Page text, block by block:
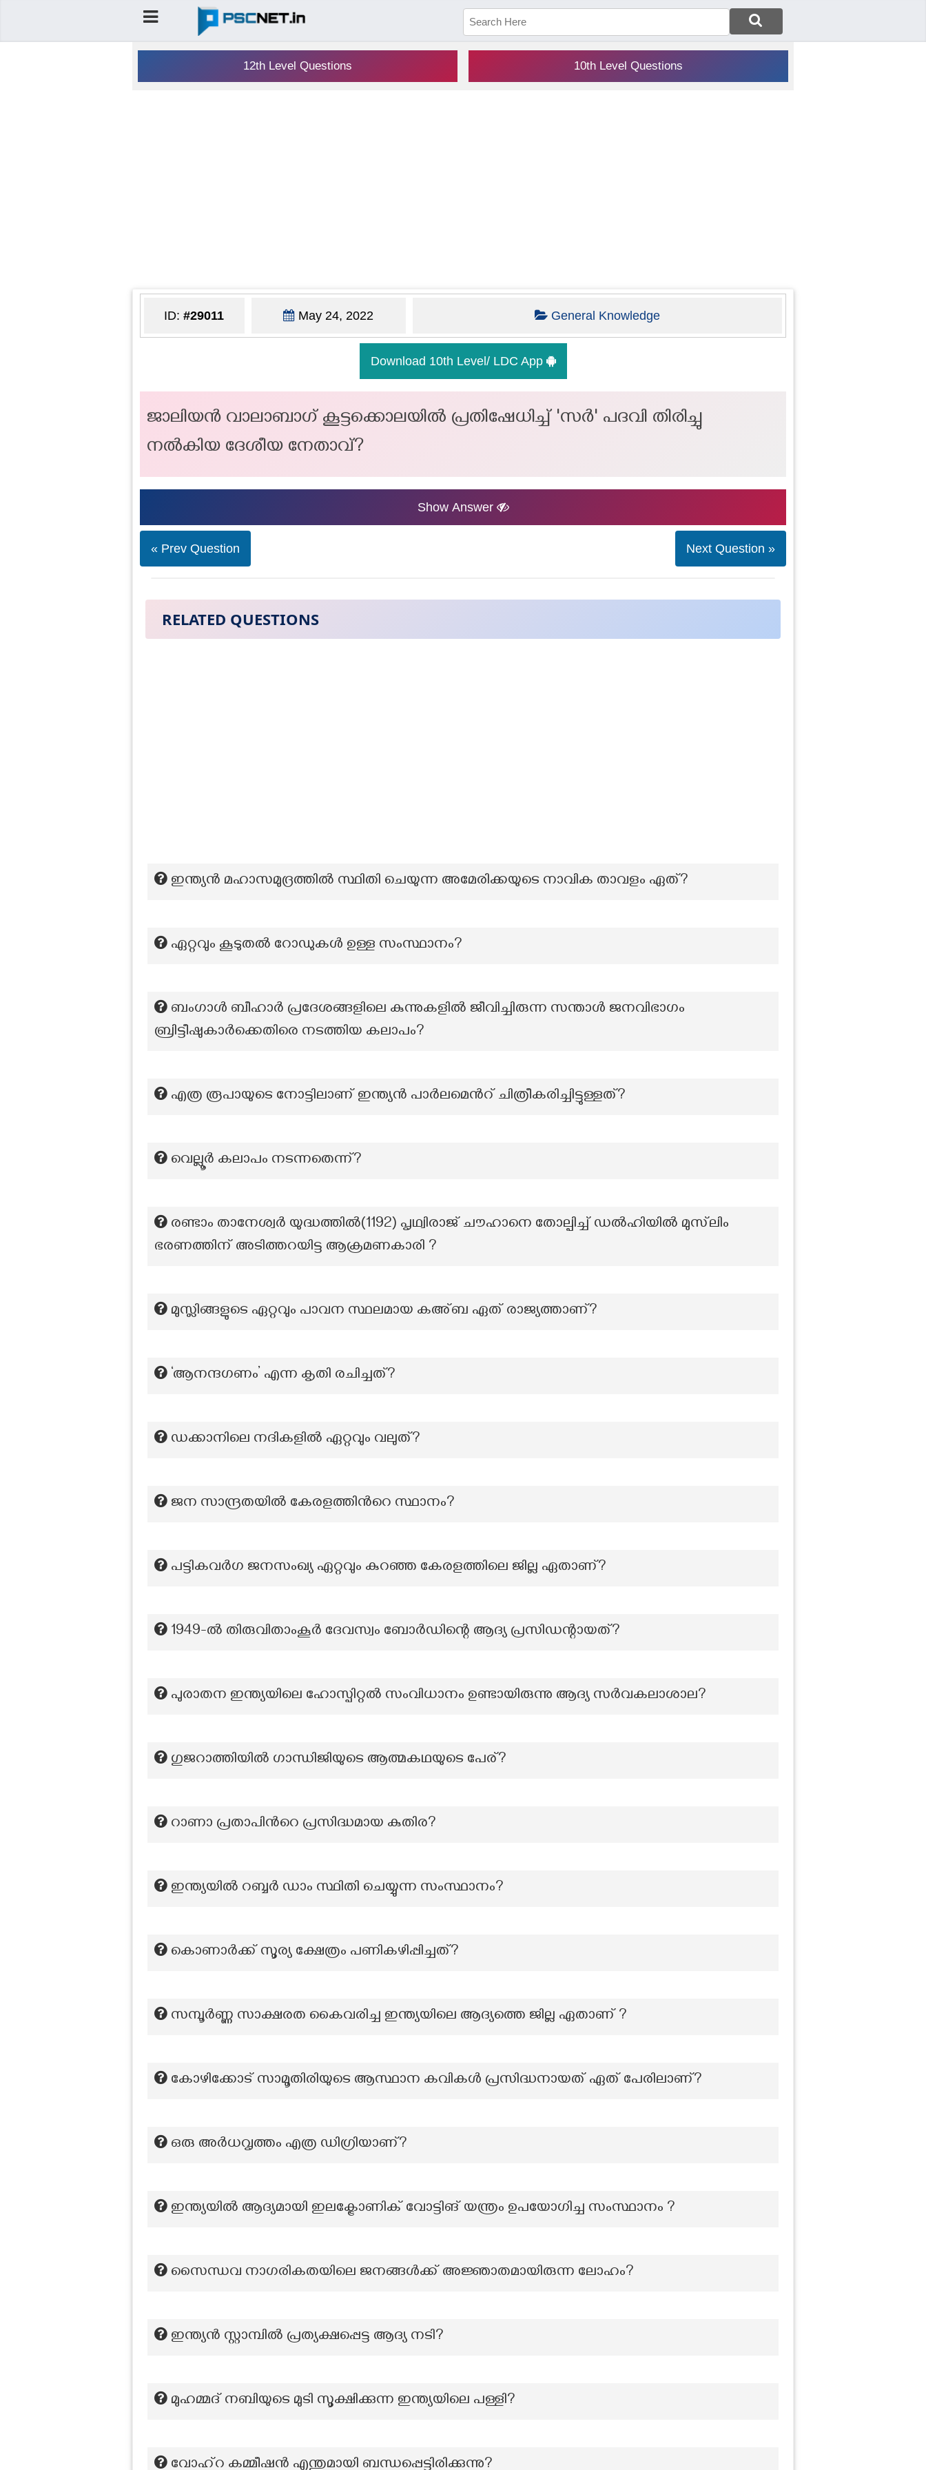
12th Level Questions 10th Level Questions
ID:#29011 May 24, 2022 General Knowledge
Download 10th Level/ LDC App
ജാലിയൻ വാലാബാഗ് കൂട്ടക്കൊലയിൽ പ്രതിഷേധിച്ച് 'സർ' പദവി തിരിച്ചു
നൽകിയ ദേശീയ നേതാവ്?
Show Answer
« Prev Question Next Question »
RELATED QUESTIONS
ഇന്ത്യന്‍ മഹാസമുദ്രത്തില്‍ സ്ഥിതി ചെയുന്ന അമേരിക്കയുടെ നാവിക താവളം ഏത്?
ഏറ്റവും കൂടുതല്‍ റോഡുകള്‍ ഉള്ള സംസ്ഥാനം?
ബംഗാൾ ബീഹാർ പ്രദേശങ്ങളിലെ കുന്നുകളിൽ ജീവിച്ചിരുന്ന സന്താൾ ജനവിഭാഗം
ബ്രിട്ടീഷുകാർക്കെതിരെ നടത്തിയ കലാപം?
എത്ര രൂപായുടെ നോട്ടിലാണ് ഇന്ത്യൻ പാർലമെന്‍റ് ചിത്രീകരിച്ചിട്ടുള്ളത്?
വെല്ലൂർ കലാപം നടന്നതെന്ന്?
രണ്ടാം താനേശ്വർ യുദ്ധത്തിൽ(1192) പൃഥ്വിരാജ് ചൗഹാനെ തോല്പിച്ച് ഡൽഹിയിൽ മുസ്‌ലിം
ഭരണത്തിന് അടിത്തറയിട്ട ആക്രമണകാരി ?
മുസ്ലിങ്ങളുടെ ഏറ്റവും പാവന സ്ഥലമായ കഅ്ബ ഏത് രാജ്യത്താണ്?
‘ആനന്ദഗണം’ എന്ന കൃതി രചിച്ചത്?
ഡക്കാനിലെ നദികളിൽ ഏറ്റവും വലുത്?
ജന സാന്ദ്രതയിൽ കേരളത്തിന്‍റെ സ്ഥാനം?
പട്ടികവർഗ ജനസംഖ്യ ഏറ്റവും കുറഞ്ഞ കേരളത്തിലെ ജില്ല ഏതാണ്?
1949-ൽ തിരുവിതാംകൂർ ദേവസ്വം ബോർഡിന്റെ ആദ്യ പ്രസിഡന്റായത്?
പുരാതന ഇന്ത്യയിലെ ഹോസ്പിറ്റൽ സംവിധാനം ഉണ്ടായിരുന്നു ആദ്യ സർവകലാശാല?
ഗുജറാത്തിയിൽ ഗാന്ധിജിയുടെ ആത്മകഥയുടെ പേര്?
റാണാ പ്രതാപിന്‍റെ പ്രസിദ്ധമായ കുതിര?
ഇന്ത്യയില്‍ റബ്ബര്‍ ഡാം സ്ഥിതി ചെയ്യുന്ന സംസ്ഥാനം?
കൊണാർക്ക് സൂര്യ ക്ഷേത്രം പണികഴിപ്പിച്ചത്?
സമ്പൂർണ്ണ സാക്ഷരത കൈവരിച്ച ഇന്ത്യയിലെ ആദ്യത്തെ ജില്ല ഏതാണ് ?
കോഴിക്കോട് സാമൂതിരിയുടെ ആസ്ഥാന കവികൾ പ്രസിദ്ധനായത് ഏത് പേരിലാണ്?
ഒരു അർധവൃത്തം എത്ര ഡിഗ്രിയാണ്?
ഇന്ത്യയിൽ ആദ്യമായി ഇലക്ട്രോണിക് വോട്ടിങ് യന്ത്രം ഉപയോഗിച്ച സംസ്ഥാനം ?
സൈന്ധവ നാഗരികതയിലെ ജനങ്ങൾക്ക് അജ്ഞാതമായിരുന്ന ലോഹം?
ഇന്ത്യൻ സ്റ്റാമ്പിൽ പ്രത്യക്ഷപ്പെട്ട ആദ്യ നടി?
മുഹമ്മദ് നബിയുടെ മുടി സൂക്ഷിക്കുന്ന ഇന്ത്യയിലെ പള്ളി?
വോഹ്‌റ കമ്മീഷൻ എന്തുമായി ബന്ധപ്പെട്ടിരിക്കുന്നു?